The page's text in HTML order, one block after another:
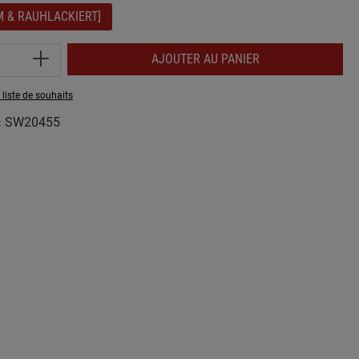
& RAUHLACKIERT]
de produit : Entrez la quantité
AJOUTER AU PANIER
de souhaits
SW20455